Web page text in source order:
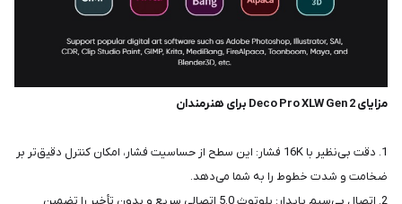
مزایای Deco Pro XLW Gen 2 برای هنرمندان
1. دقت بی‌نظیر با 16K فشار: این سطح از حساسیت فشار، امکان کنترل دقیق‌تر بر
ضخامت و شدت خطوط را به شما می‌دهد.
2. اتصال بی‌سیم پایدار: بلوتوث 5.0 اتصالی سریع و بدون تأخیر را تضمین